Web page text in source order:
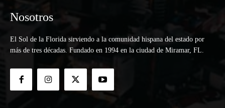
Nosotros
El Sol de la Florida sirviendo a la comunidad hispana del estado por
más de tres décadas. Fundado en 1994 en la ciudad de Miramar, FL.